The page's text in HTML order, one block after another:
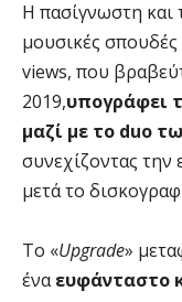
Η πασίγνωστη και
μουσικές
views, που
2019,υπογράφει
μαζί με το duo
συνεχίζοντας την
μετά το
Το «Upgrade»
έναευφάνταστο